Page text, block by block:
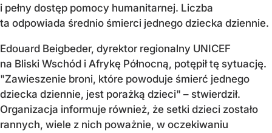
i pełny dostęp pomocy humanitarnej. Liczba
ta odpowiada średnio śmierci jednego dziecka dziennie.
Edouard Beigbeder, dyrektor regionalny UNICEF
na Bliski Wschód i Afrykę Północną, potępił tę sytuację.
"Zawieszenie broni, które powoduje śmierć jednego
dziecka dziennie, jest porażką dzieci" – stwierdził.
Organizacja informuje również, że setki dzieci zostało
rannych, wiele z nich poważnie, w oczekiwaniu